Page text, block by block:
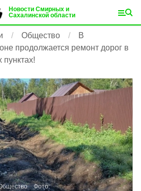
Новости Смирных и
Сахалинской области
Общество
В
продолжается ремонт дорог в
пунктах!
Фото: